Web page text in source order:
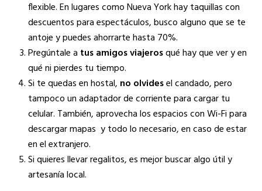
flexible. En lugares como Nueva York hay taquillas con
descuentos para espectáculos, busco alguno que se te
antoje y puedes ahorrarte hasta 70%.
Pregúntale a tus amigos viajerosqué hay que ver y en
qué ni pierdes tu tiempo.
Si te quedas en hostal, no olvidesel candado, pero
tampoco un adaptador de corriente para cargar tu
celular. También, aprovecha los espacios con Wi-Fi para
descargar mapas y todo lo necesario, en caso de estar
en el extranjero.
Si quieres llevar regalitos, es mejor buscar algo útil y
artesanía local.